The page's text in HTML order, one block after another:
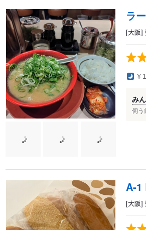
ラ
[大阪]
￥
み
伺う
A-1
[大阪]